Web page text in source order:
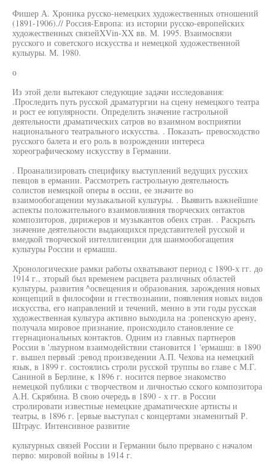
Фишер А. Хроника русско-немецких художественных отношений
(1891-1906).// Россия-Европа: из истории русско-европейских
художественных связейXVin-XX вв. М. 1995. Взаимосвязи
русского и советского искусства и немецкой художественной
кулыуры. М. 1980.
о
Из этой дели вытекают следующие задачи исследования:
.Проследить путь русской драматургии на сцену немецкого театра
и рост ее юпулярности. Определить значение гастрольной
деятельности драматических сатров во взаимном восприятии
национального театрального искусства. . Показать- превосходство
русского балета и его роль в возрождении интереса
хореографическому искусству в Германии.
. Проанализировать специфику выступлений ведущих русских
певцов в ермании. Рассмотреть гастрольную деятельность
солистов немецкой оперы в оссии, ее значите во
взаимообогащении музыкальной культуры. . Выявить важнейшие
аспекты положительного взаимовлияния творческих онтактов
композиторов, дирижеров и музыкантов обеих стран. . Раскрыть
значение деятельности выдающихся представителей русской и
вмедкой творческой интеллигенции для шанмообогащепия
культуры России и ермашш.
Хронологические рамки работы охватывают период с 1890-х гг. до
1914 г., зторый был временем расцвета различных областей
культуры, развития ^освещения и образования, зарождения новых
концепций в философии и ггествознаиии, появления новых видов
искусства, его направлений и течений, менно в эти годы русская
художественная культура активно выходила на :ропенскую арену,
получала мировое признание, происходило становление се
ггернациональных контактов. Одним из главных партнеров
России в 'льтурном взаимодействии становится 1 'ермашш: в 1890
г. вышел первый :ревод произведении А.П. Чехова на немецкий
язык, в 1899 г. состоялись строли русской труппы во главе с М.Г.
Саниной в Берлине, к 1896 г. носится первое знакомство
немецкой публики с творчеством и личностью сского композитора
А.Н. Скрябина. В свою очередь в 1890 - х гг. в России
стролировати известные немецкие драматические артисты и
театры, в 1896 г. [ервые выступал с концертами знаменитый Р.
Штраус. Интенсивное развитие
культурных связей России и Германии было прервано с началом
перво: мировой войны в 1914 г.